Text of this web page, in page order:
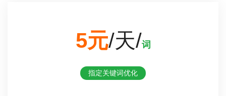
5元/天/词
指定关键词优化